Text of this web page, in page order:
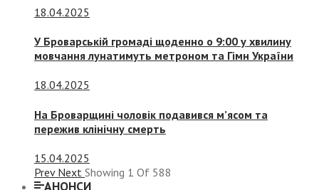
18.04.2025
У Броварській громаді щоденно о 9:00 у хвилину
мовчання лунатимуть метроном та Гімн України
18.04.2025
На Броварщині чоловік подавився м’ясом та
пережив клінічну смерть
15.04.2025
Prev Next Showing 1 Of 588
АНОНСИ